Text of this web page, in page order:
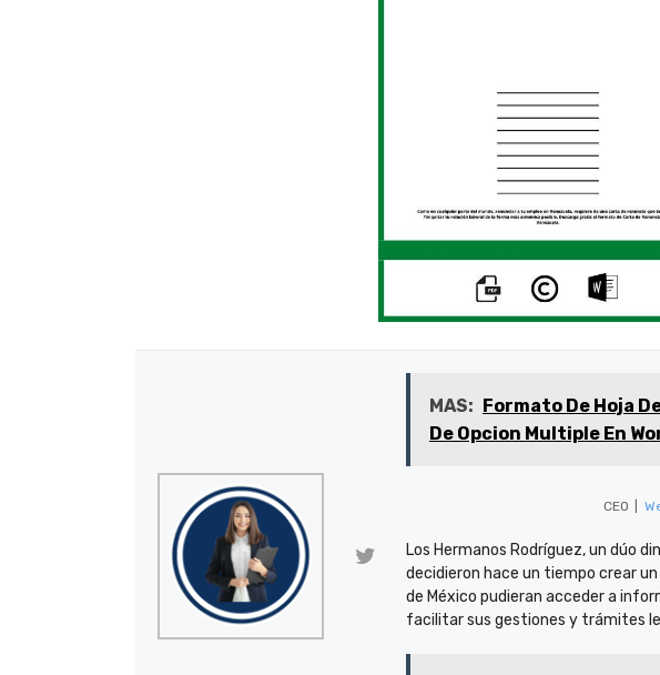
MAS: Formato De Hoja
De Opcion Multiple En
CEO
Los Hermanos Rodríguez, un dúo
decidieron hace un tiempo crear
de México pudieran acceder a
facilitar sus gestiones y trámites